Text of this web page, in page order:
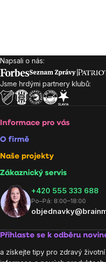
Zápatí
Napsali o nás:
Jsme hrdými partnery klubů:
Informace pro vás
O firmě
Naše projekty
Zákaznický servis
‭+420 555 333 688
Po–Pá: 8:00–18:00
Přihlaste se k odběru
a získejte tipy pro zdravý